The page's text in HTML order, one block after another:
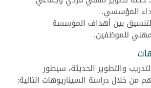
المؤسسي.
بين أهداف المؤسسة
للموظفين.
والتطوير الحديثة، سيطور
من خلال دراسة السيناريوهات التالية: